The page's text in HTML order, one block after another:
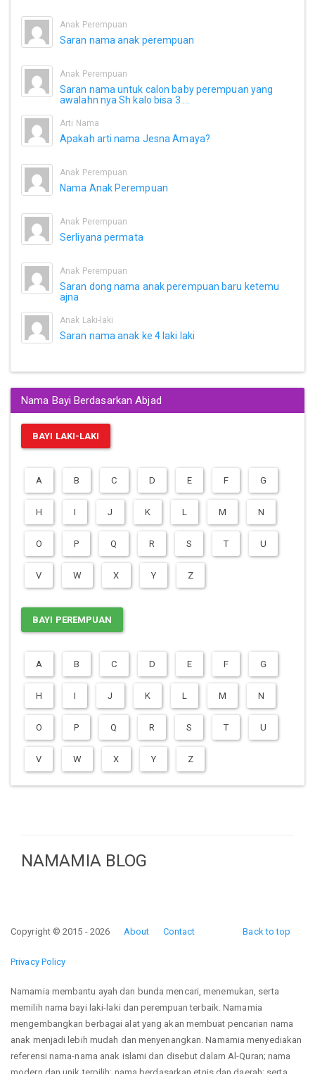
Anak Perempuan
Saran nama anak perempuan
Anak Perempuan
Saran nama untuk calon baby perempuan yang
awalahn nya Sh kalo bisa 3 ...
Arti Nama
Apakah arti nama Jesna Amaya?
Anak Perempuan
Nama Anak Perempuan
Anak Perempuan
Serliyana permata
Anak Perempuan
Saran dong nama anak perempuan baru ketemu
ajna
Anak Laki-laki
Saran nama anak ke 4 laki laki
Nama Bayi Berdasarkan Abjad
BAYI LAKI-LAKI
A B C D E F G
H I J K L M N
O P Q R S T U
V W X Y Z
BAYI PEREMPUAN
A B C D E F G
H I J K L M N
O P Q R S T U
V W X Y Z
NAMAMIA BLOG
Back to top
Copyright © 2015 - 2026 About Contact
Privacy Policy
Namamia membantu ayah dan bunda mencari, menemukan, serta
memilih nama bayi laki-laki dan perempuan terbaik. Namamia
mengembangkan berbagai alat yang akan membuat pencarian nama
anak menjadi lebih mudah dan menyenangkan. Namamia menyediakan
referensi nama-nama anak islami dan disebut dalam Al-Quran; nama